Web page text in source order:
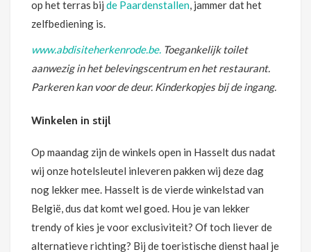
op het terras bij de Paardenstallen, jammer dat het
zelfbediening is.
www.abdisiteherkenrode.be. Toegankelijk toilet
aanwezig in het belevingscentrum en het restaurant.
Parkeren kan voor de deur. Kinderkopjes bij de ingang.
Winkelen in stijl
Op maandag zijn de winkels open in Hasselt dus nadat
wij onze hotelsleutel inleveren pakken wij deze dag
nog lekker mee. Hasselt is de vierde winkelstad van
België, dus dat komt wel goed. Hou je van lekker
trendy of kies je voor exclusiviteit? Of toch liever de
alternatieve richting? Bij de toeristische dienst haal je